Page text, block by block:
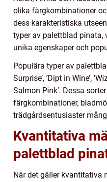
olika färgkombinationer
dess karakteristiska
typer av palettblad pinata,
unika egenskaper och
Populära typer av
Surprise’, ’Dipt in Wine’,
Salmon Pink’. Dessa
färgkombinationer,
trädgårdsentusiaster
Kvantitativa
palettblad
När det gäller kvantitativa